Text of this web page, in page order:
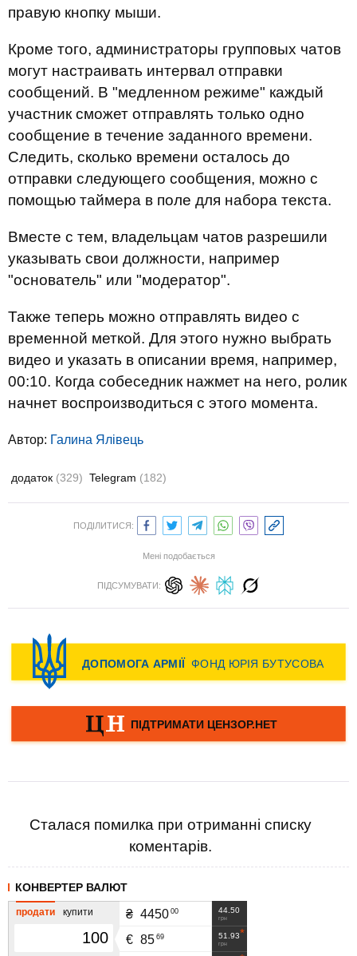
правую кнопку мыши.
Кроме того, администраторы групповых чатов
могут настраивать интервал отправки
сообщений. В "медленном режиме" каждый
участник сможет отправлять только одно
сообщение в течение заданного времени.
Следить, сколько времени осталось до
отправки следующего сообщения, можно с
помощью таймера в поле для набора текста.
Вместе с тем, владельцам чатов разрешили
указывать свои должности, например
"основатель" или "модератор".
Также теперь можно отправлять видео с
временной меткой. Для этого нужно выбрать
видео и указать в описании время, например,
00:10. Когда собеседник нажмет на него, ролик
начнет воспроизводиться с этого момента.
Автор: Галина Ялівець
додаток (329) Telegram (182)
ПОДІЛИТИСЯ:
Мені подобається
ПІДСУМУВАТИ:
Сталася помилка при отриманні списку
коментарів.
КОНВЕРТЕР ВАЛЮТ
продати купити 44.50
грн
₴ 4450 00
51.93
грн
€ 85 69